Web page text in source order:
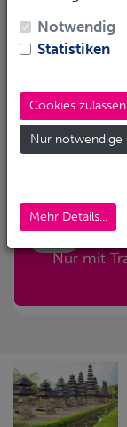
1Erwachsene
Abreise-
Nur mit
Notwendig
Statistiken
Cookies zulassen
Nur notwendige
Mehr Details...